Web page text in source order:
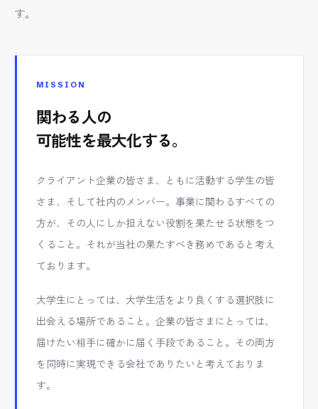
す。
MISSION
関わる人の
可能性を最大化する。
クライアント企業の皆さま、ともに活動する学生の皆
さま、そして社内のメンバー。事業に関わるすべての
方が、その人にしか担えない役割を果たせる状態をつ
くること。それが当社の果たすべき務めであると考え
ております。
大学生にとっては、大学生活をより良くする選択肢に
出会える場所であること。企業の皆さまにとっては、
届けたい相手に確かに届く手段であること。その両方
を同時に実現できる会社でありたいと考えておりま
す。